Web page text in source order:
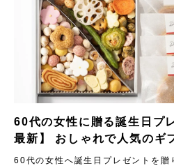
60代の女性に贈る誕生日プ
最新】 おしゃれで人気のギ
60代の女性へ誕生日プレゼントを贈